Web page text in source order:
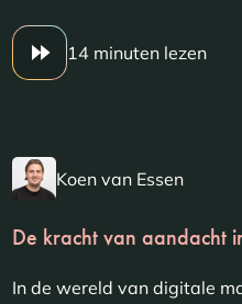
14 minuten lezen
Koen van Essen
De kracht van aandacht
In de wereld van digitale